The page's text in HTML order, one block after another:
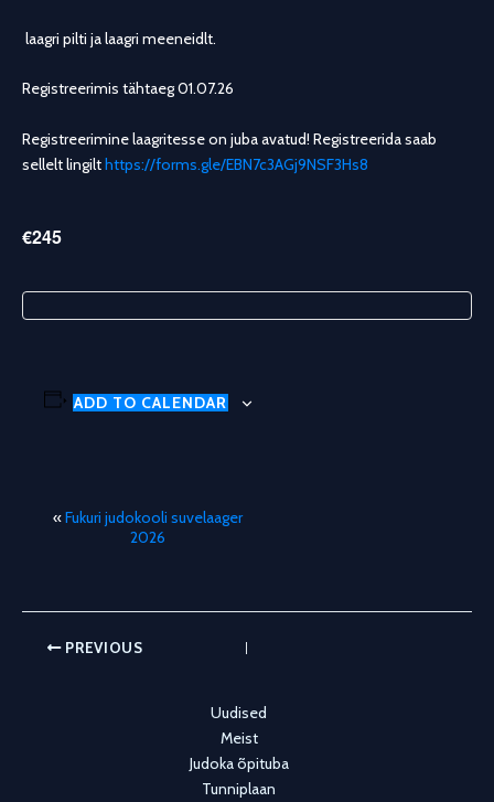
laagri pilti ja laagri meeneidlt.
Registreerimis tähtaeg 01.07.26
Registreerimine laagritesse on juba avatud! Registreerida saab
sellelt lingilthttps://forms.gle/EBN7c3AGj9NSF3Hs8
€245
ADD TO CALENDAR
«Fukuri judokooli suvelaager
2026
PREVIOUS
Uudised
Meist
Judoka õpituba
Tunniplaan